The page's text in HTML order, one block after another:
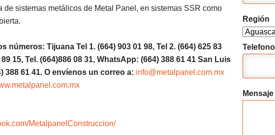
de sistemas metálicos de Metal Panel, en sistemas SSR como
números: Tijuana Tel 1. (664) 903 01 98, Tel 2. (664) 625 83
15, Tel. (664)886 08 31, WhatsApp: (664) 388 61 41 San Luis
388 61 41. O envíenos un correo a: info@metalpanel.com.mx
MetalpanelConstruccion/
Región